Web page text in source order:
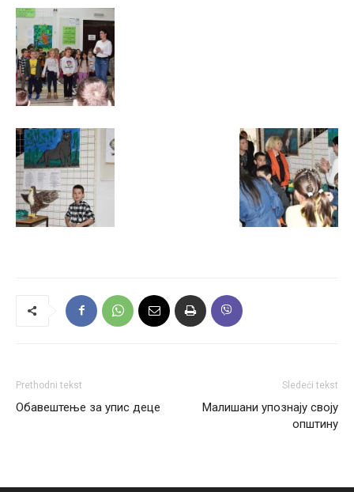
Prethodni tekst
Обавештење за упис деце
Sledeći tekst
Малишани упознају своју
општину